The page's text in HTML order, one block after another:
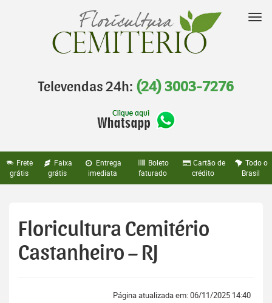
Televendas 24h: (24) 3003-7276
Frete
grátis
Faixa
grátis
Entrega
imediata
Boleto
faturado
Cartão de
crédito
Todo o
Brasil
Floricultura Cemitério
Castanheiro – RJ
Página atualizada em: 06/11/2025 14:40